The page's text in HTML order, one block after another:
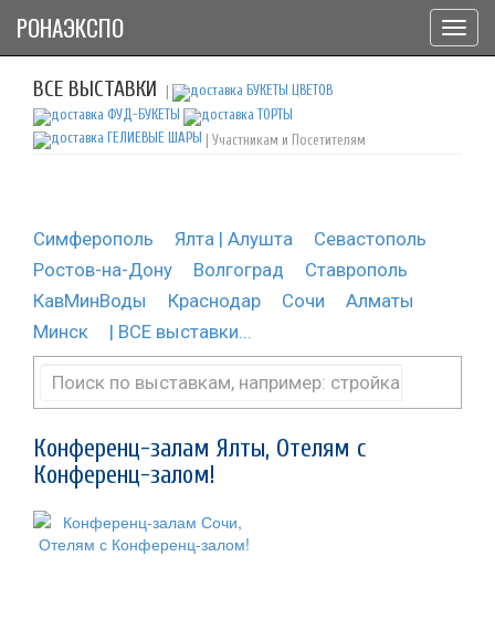
ВСЕ ВЫСТАВКИ
| Участникам и Посетителям
Симферополь Ялта | Алушта
Севастополь
Ростов-на-Дону
Волгоград
Ставрополь
КавМинВоды
Краснодар Сочи
Алматы
Минск
| ВСЕ выставки...
Конференц-залам Ялты, Отелям с
Конференц-залом!
РОНАЭКСПО